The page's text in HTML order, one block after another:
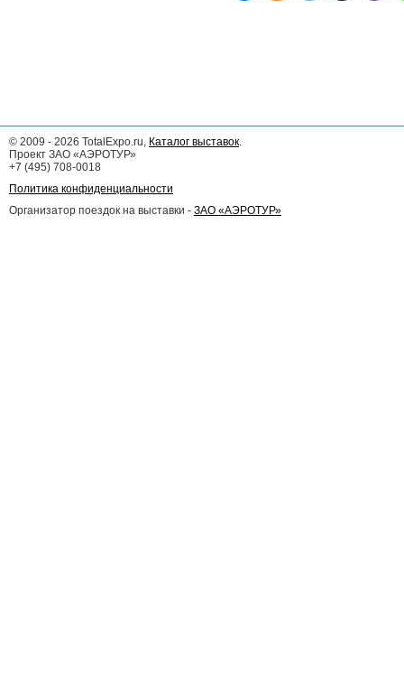
© 2009 - 2026 TotalExpo.ru, Каталог выставок
Проект ЗАО «АЭРОТУР»
+7 (495) 708-0018
Политика конфиденциальности
Организатор поездок на выставки - ЗАО «АЭРОТУР»